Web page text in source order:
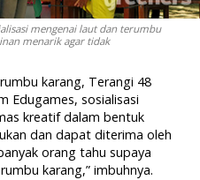
mengenai laut dan terumbu
menarik agar tidak
karang, Terangi 48
Edugames, sosialisasi
kreatif dalam bentuk
dan dapat diterima oleh
orang tahu supaya
karang,” imbuhnya.